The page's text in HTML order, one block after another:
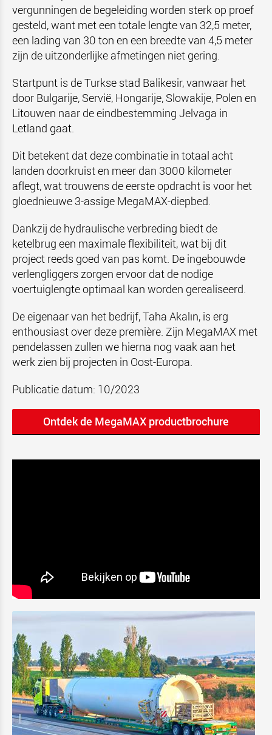
vergunningen de begeleiding worden sterk op proef
gesteld, want met een totale lengte van 32,5 meter,
een lading van 30 ton en een breedte van 4,5 meter
zijn de uitzonderlijke afmetingen niet gering.
Startpunt is de Turkse stad Balikesir, vanwaar het
door Bulgarije, Servië, Hongarije, Slowakije, Polen en
Litouwen naar de eindbestemming Jelvaga in
Letland gaat.
Dit betekent dat deze combinatie in totaal acht
landen doorkruist en meer dan 3000 kilometer
aflegt, wat trouwens de eerste opdracht is voor het
gloednieuwe 3-assige MegaMAX-diepbed.
Dankzij de hydraulische verbreding biedt de
ketelbrug een maximale flexibiliteit, wat bij dit
project reeds goed van pas komt. De ingebouwde
verlengliggers zorgen ervoor dat de nodige
voertuiglengte optimaal kan worden gerealiseerd.
De eigenaar van het bedrijf, Taha Akalın, is erg
enthousiast over deze première. Zijn MegaMAX met
pendelassen zullen we hierna nog vaak aan het
werk zien bij projecten in Oost-Europa.
Publicatie datum: 10/2023
Ontdek de MegaMAX productbrochure